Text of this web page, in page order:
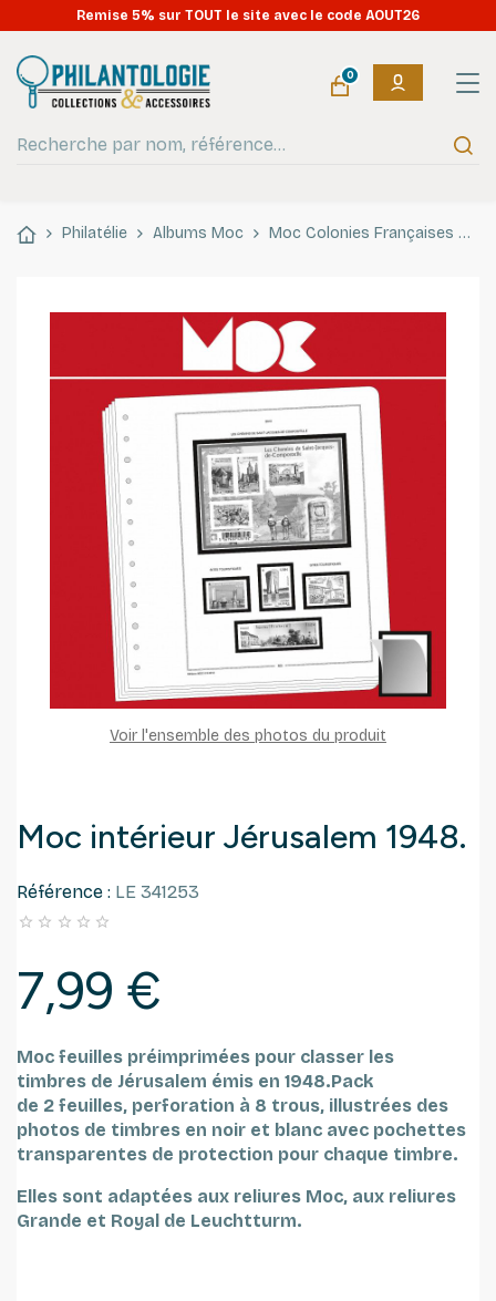
Remise 5% sur TOUT le site avec le code AOUT26
0
Philatélie Albums Moc Moc Colonies Françaises
Voir l'ensemble des photos du produit
Moc intérieur Jérusalem 1948.
Référence : LE 341253
    
7,99 €
Moc feuilles préimprimées pour classer les
timbres de Jérusalem émis en 1948.Pack
de 2 feuilles, perforation à 8 trous, illustrées des
photos de timbres en noir et blanc avec pochettes
transparentes de protection pour chaque timbre.
Elles sont adaptées aux reliures Moc, aux reliures
Grande et Royal de Leuchtturm.